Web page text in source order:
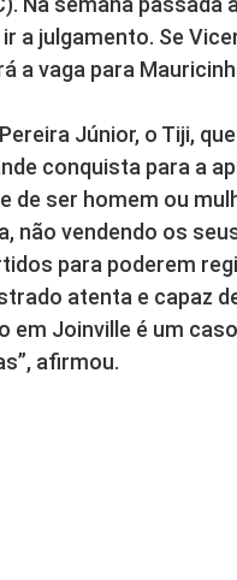
a julgamento. Se
a vaga para
Júnior, o Tiji,
conquista para a
de ser homem ou
não vendendo os
para poderem
atenta e capaz
em Joinville é um
afirmou.